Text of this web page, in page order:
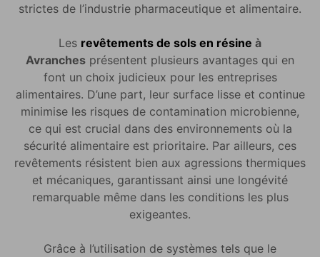
strictes de l’industrie pharmaceutique et alimentaire.
Les revêtements de sols en résine à
Avranches présentent plusieurs avantages qui en
font un choix judicieux pour les entreprises
alimentaires. D’une part, leur surface lisse et continue
minimise les risques de contamination microbienne,
ce qui est crucial dans des environnements où la
sécurité alimentaire est prioritaire. Par ailleurs, ces
revêtements résistent bien aux agressions thermiques
et mécaniques, garantissant ainsi une longévité
remarquable même dans les conditions les plus
exigeantes.
Grâce à l’utilisation de systèmes tels que le